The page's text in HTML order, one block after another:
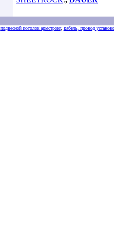
подвесной потолок армстронг, кабель, провод